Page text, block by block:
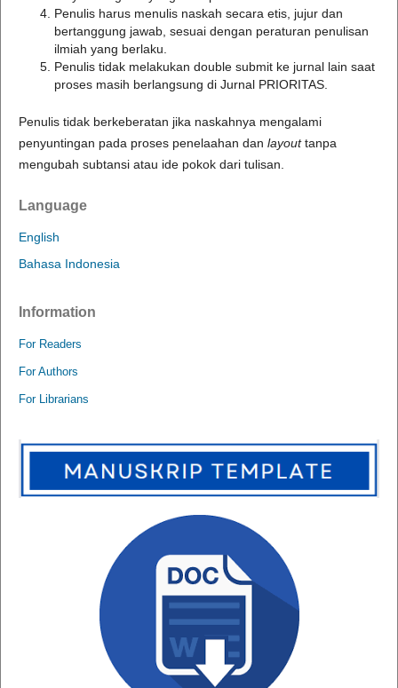
Penulis harus menulis naskah secara etis, jujur dan
bertanggung jawab, sesuai dengan peraturan penulisan
ilmiah yang berlaku.
Penulis tidak melakukan double submit ke jurnal lain saat
proses masih berlangsung di Jurnal PRIORITAS.
Penulis tidak berkeberatan jika naskahnya mengalami
penyuntingan pada proses penelaahan dan layouttanpa
mengubah subtansi atau ide pokok dari tulisan.
Language
English
Bahasa Indonesia
Information
For Readers
For Authors
For Librarians